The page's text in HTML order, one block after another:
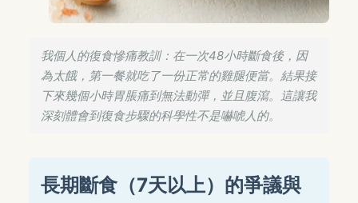
我個人的復食慘痛教訓：在一次48小時斷食後，因
為太餓，第一餐就吃了一份正常的雞腿便當。結果接
下來幾個小時胃脹痛到無法動彈，並且腹瀉。這讓我
深刻體會到復食步驟的科學性不是嚇唬人的。
長期斷食（7天以上）的爭議與